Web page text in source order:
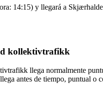
14:15) y llegará a
kollektivtrafikk
llega normalmente
antes de tiempo, puntual o